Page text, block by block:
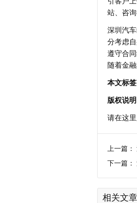
站、咨
深圳汽
分考虑
遵守合
随着金
本文标签
版权说明
请在这
上一篇：
下一篇：
相关文